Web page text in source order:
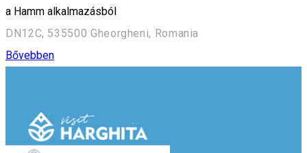
a Hamm alkalmazásból
DN12C, 535500 Gheorgheni, Romania
Bővebben